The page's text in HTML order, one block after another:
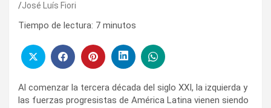
José Luís Fiori
Tiempo de lectura: 7 minutos
Al comenzar la tercera década del siglo XXI, la izquierda y
las fuerzas progresistas de América Latina vienen siendo